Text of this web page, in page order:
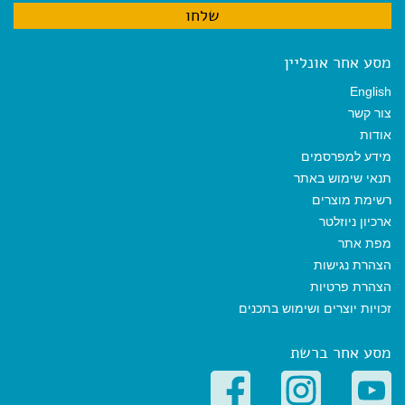
מסע אחר אונליין
English
צור קשר
אודות
מידע למפרסמים
תנאי שימוש באתר
רשימת מוצרים
ארכיון ניוזלטר
מפת אתר
הצהרת נגישות
הצהרת פרטיות
זכויות יוצרים ושימוש בתכנים
מסע אחר ברשת